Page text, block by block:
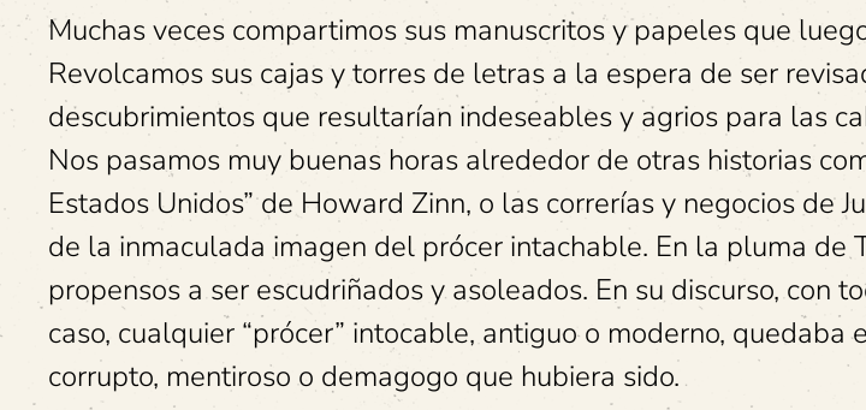
Muchas veces compartimos sus manuscritos y papeles que
Revolcamos sus cajas y torres de letras a la espera de ser
descubrimientos que resultarían indeseables y agrios para las
Nos pasamos muy buenas horas alrededor de otras historias
Estados Unidos” de Howard Zinn, o las correrías y negocios de
de la inmaculada imagen del prócer intachable. En la pluma de
propensos a ser escudriñados y asoleados. En su discurso, con
caso, cualquier “prócer” intocable, antiguo o moderno, quedaba
corrupto, mentiroso o demagogo que hubiera sido.